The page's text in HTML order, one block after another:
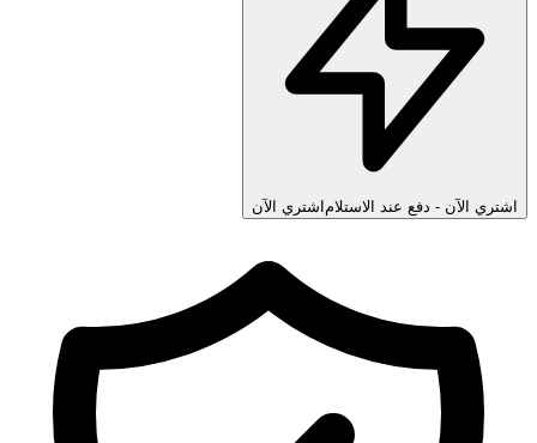
الآن - دفع عند الاستلاماشتري الآن